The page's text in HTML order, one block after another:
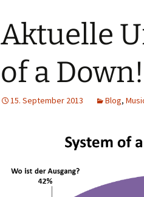
Aktuelle
of a
15. September 2013 Blog,